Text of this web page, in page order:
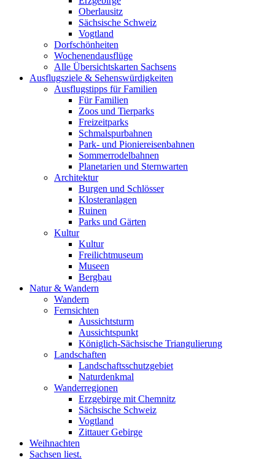
Oberlausitz
Sächsische Schweiz
Vogtland
Dorfschönheiten
Wochenendausflüge
Alle Übersichtskarten Sachsens
Ausflugsziele & Sehenswürdigkeiten
Ausflugstipps für Familien
Für Familien
Zoos und Tierparks
Freizeitparks
Schmalspurbahnen
Park- und Pioniereisenbahnen
Sommerrodelbahnen
Planetarien und Sternwarten
Architektur
Burgen und Schlösser
Klosteranlagen
Ruinen
Parks und Gärten
Kultur
Kultur
Freilichtmuseum
Museen
Bergbau
Natur & Wandern
Wandern
Fernsichten
Aussichtsturm
Aussichtspunkt
Königlich-Sächsische Triangulierung
Landschaften
Landschaftsschutzgebiet
Naturdenkmal
Wanderregionen
Erzgebirge mit Chemnitz
Sächsische Schweiz
Vogtland
Zittauer Gebirge
Weihnachten
Sachsen liest.